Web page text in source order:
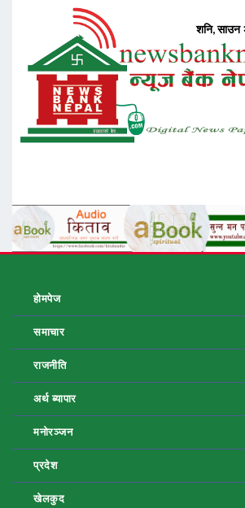
होमपेज
समाचार
राजनीति
अर्थ ब्यापार
मनोरञ्जन
प्रदेश
खेलकुद